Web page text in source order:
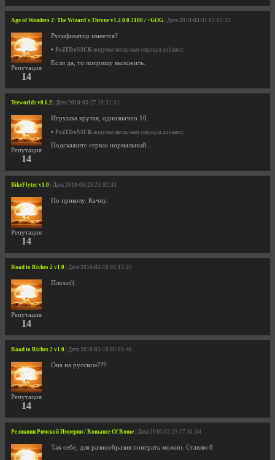
Age of Wonders 2: The Wizard's Throne v1.2.0.0.3100 / +GOG | Дата 2010-03-31 03:05:53
Репутация
14
Русификатор имеется?
• PoZITroNICK подумал несколько секунд и добавил:
Если да, то попрошу выложить.
Teeworlds v0.6.2 | Дата 2010-03-27 19:31:51
Репутация
14
Игрушка крутая, однозначно 10.
• PoZITroNICK подумал несколько секунд и добавил:
Подскажите сервак нормальный...
BikeFlyter v1.0 | Дата 2010-03-23 23:02:33
Репутация
14
По приколу. Качну.
Road to Riches 2 v1.0 | Дата 2010-03-10 00:13:20
Репутация
14
Плохо((
Road to Riches 2 v1.0 | Дата 2010-03-10 00:03:48
Репутация
14
Она на русском???
Реликвии Римской Империи / Romance Of Rome | Дата 2010-02-25 17:41:54
Так себе, для разнообразия поиграть можно. Ставлю 8